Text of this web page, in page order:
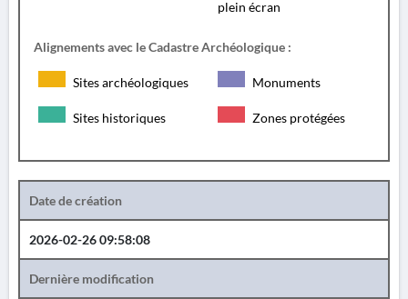
plein écran
Alignements avec le Cadastre Archéologique :
Sites archéologiques Monuments
Sites historiques Zones protégées
Date de création
2026-02-26 09:58:08
Dernière modification